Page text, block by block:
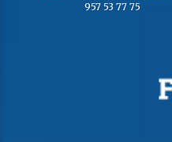
957 53 77 75